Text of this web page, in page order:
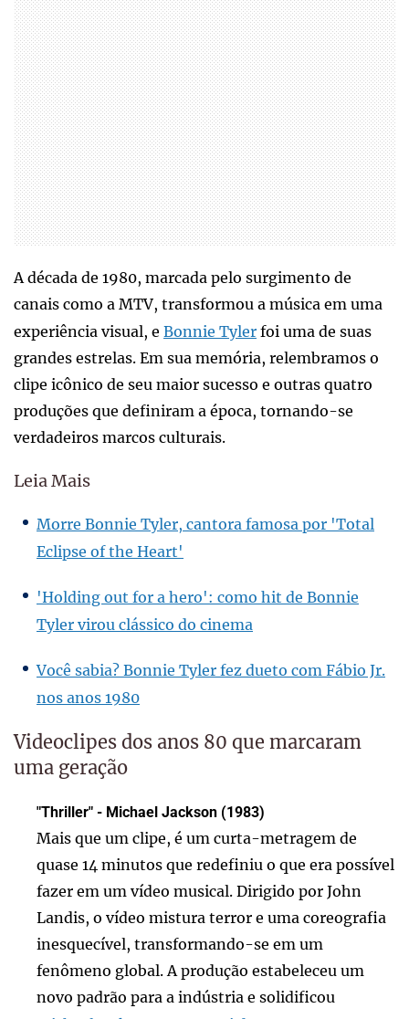
A década de 1980, marcada pelo surgimento de
canais como a MTV, transformou a música em uma
experiência visual, e Bonnie Tyler foi uma de suas
grandes estrelas. Em sua memória, relembramos o
clipe icônico de seu maior sucesso e outras quatro
produções que definiram a época, tornando-se
verdadeiros marcos culturais.
Leia Mais
Morre Bonnie Tyler, cantora famosa por 'Total
Eclipse of the Heart'
'Holding out for a hero': como hit de Bonnie
Tyler virou clássico do cinema
Você sabia? Bonnie Tyler fez dueto com Fábio Jr.
nos anos 1980
Videoclipes dos anos 80 que marcaram
uma geração
"Thriller" - Michael Jackson (1983)
Mais que um clipe, é um curta-metragem de
quase 14 minutos que redefiniu o que era possível
fazer em um vídeo musical. Dirigido por John
Landis, o vídeo mistura terror e uma coreografia
inesquecível, transformando-se em um
fenômeno global. A produção estabeleceu um
novo padrão para a indústria e solidificou